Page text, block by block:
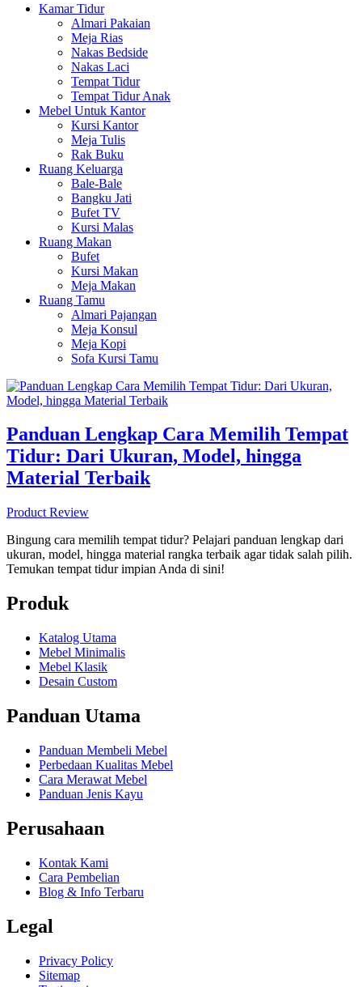
Kamar Tidur
Almari Pakaian
Meja Rias
Nakas Bedside
Nakas Laci
Tempat Tidur
Tempat Tidur Anak
Mebel Untuk Kantor
Kursi Kantor
Meja Tulis
Rak Buku
Ruang Keluarga
Bale-Bale
Bangku Jati
Bufet TV
Kursi Malas
Ruang Makan
Bufet
Kursi Makan
Meja Makan
Ruang Tamu
Almari Pajangan
Meja Konsul
Meja Kopi
Sofa Kursi Tamu
Panduan Lengkap Cara Memilih Tempat
Tidur: Dari Ukuran, Model, hingga
Material Terbaik
Product Review
Bingung cara memilih tempat tidur? Pelajari panduan lengkap dari
ukuran, model, hingga material rangka terbaik agar tidak salah pilih.
Temukan tempat tidur impian Anda di sini!
Produk
Katalog Utama
Mebel Minimalis
Mebel Klasik
Desain Custom
Panduan Utama
Panduan Membeli Mebel
Perbedaan Kualitas Mebel
Cara Merawat Mebel
Panduan Jenis Kayu
Perusahaan
Kontak Kami
Cara Pembelian
Blog & Info Terbaru
Legal
Privacy Policy
Sitemap